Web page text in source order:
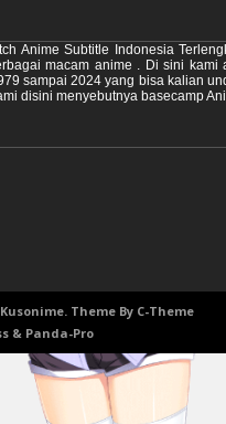
Anime Subtitle Indonesia
macam anime . Di sini kami
sampai 2024 yang bisa kalian
disini menyebutnya basecamp
Theme By C-Theme
& Panda-Pro